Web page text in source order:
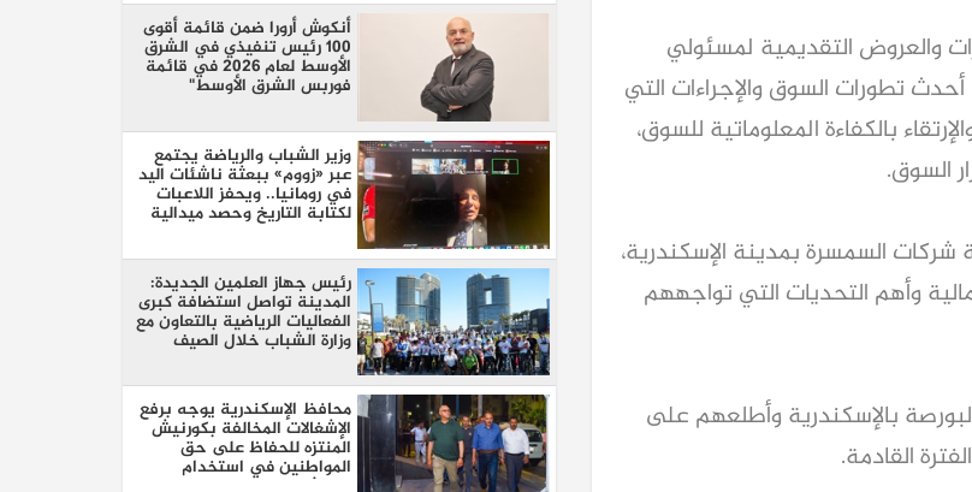
والعروض التقديمية لمسئولي
تطورات السوق والإجراءات التي
بالكفاءة المعلوماتية للسوق،
السوق.
شركات السمسرة بمدينة الإسكندرية،
وأهم التحديات التي تواجههم
بالإسكندرية وأطلعهم على
القادمة.
أنكوش أرورا ضمن قائمة أقوى
100 رئيس تنفيذي في الشرق
الأوسط لعام 2026 في قائمة
فوربس الشرق الأوسط"
وزير الشباب والرياضة يجتمع
عبر «زووم» ببعثة ناشئات اليد
في رومانيا.. ويحفز اللاعبات
لكتابة التاريخ وحصد ميدالية
رئيس جهاز العلمين الجديدة:
المدينة تواصل استضافة كبرى
الفعاليات الرياضية بالتعاون مع
وزارة الشباب خلال الصيف
محافظ الإسكندرية يوجه برفع
الإشغالات المخالفة بكورنيش
المنتزه للحفاظ على حق
المواطنين في استخدام